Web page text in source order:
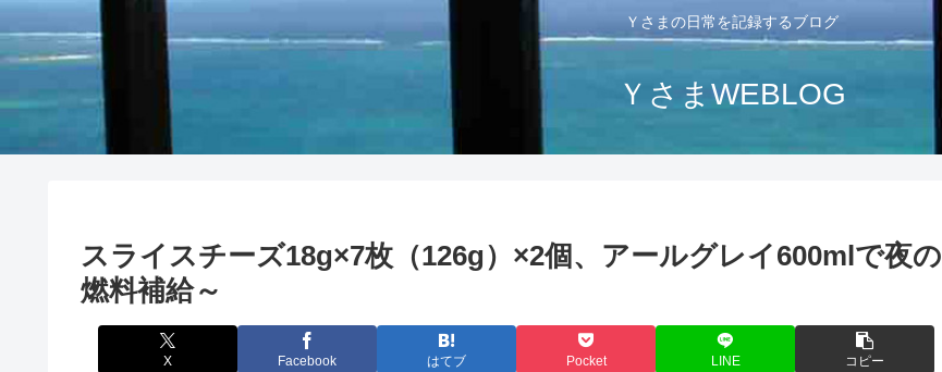
Ｙさまの日常を記録するブログ
ＹさまWEBLOG
スライスチーズ18g×7枚（126g）×2個、アールグレイ600mlで夜の
燃料補給～
X Facebook はてブ Pocket LINE コピー